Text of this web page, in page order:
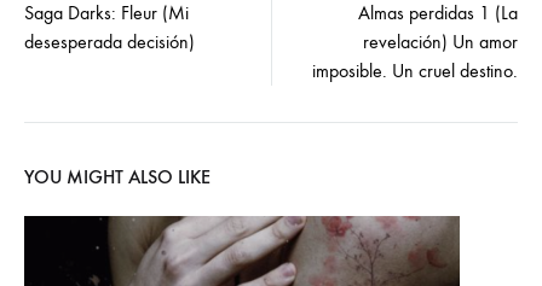
navigation
Saga Darks: Fleur (Mi
desesperada decisión)
Almas perdidas 1 (La
revelación) Un amor
imposible. Un cruel destino.
YOU MIGHT ALSO LIKE